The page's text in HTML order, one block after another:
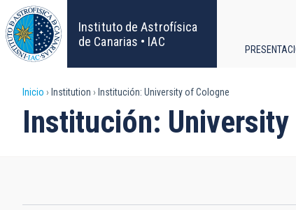
Pasar
al
contenido
principal
Instituto de Astrofísica
de Canarias • IAC
Sobrescribir
enlaces
Inicio Institution Institución: University of Cologne
Institución: